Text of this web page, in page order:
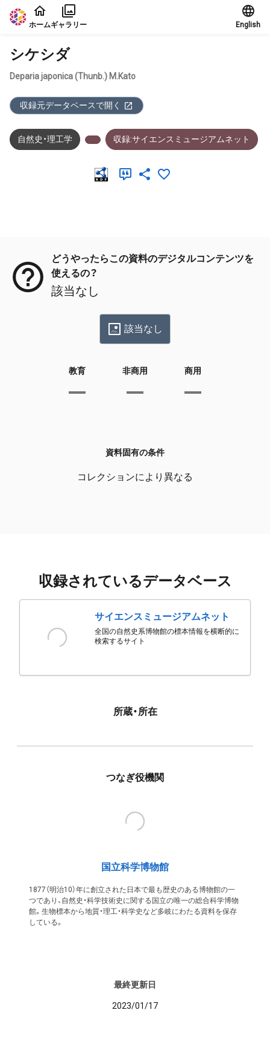
本文に飛ぶ
ホームギャラリー English
シケシダ
Deparia japonica (Thunb.) M.Kato
収録元データベースで開く
自然史・理工学 収録:サイエンスミュージアムネット
どうやったらこの資料のデジタルコンテンツを
使えるの？
該当なし
該当なし
教育 非商用 商用
資料固有の条件
コレクションにより異なる
収録されているデータベース
サイエンスミュージアムネット
全国の自然史系博物館の標本情報を横断的に
検索するサイト
所蔵・所在
つなぎ役機関
国立科学博物館
1877（明治10）年に創立された日本で最も歴史のある博物館の一
つであり、自然史・科学技術史に関する国立の唯一の総合科学博物
館。生物標本から地質・理工・科学史など多岐にわたる資料を保存
している。
最終更新日
2023/01/17